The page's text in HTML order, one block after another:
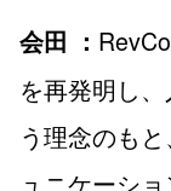
会田 ：
を再発明し
う理念のも
ュニケーシ